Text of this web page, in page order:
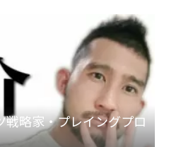
略家・プレイングプロ